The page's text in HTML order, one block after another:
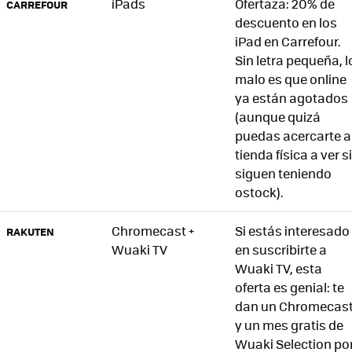
CARREFOUR
descuento en los
iPad en Carrefour.
Sin letra pequeña,
malo es que online
ya están agotados
(aunque quizá
puedas acercarte a
tienda física a ver si
siguen teniendo
ostock).
RAKUTEN
Chromecast +
Wuaki TV
Si estás interesado
en suscribirte a
Wuaki TV, esta
oferta es genial: te
dan un
y un mes gratis de
Wuaki Selection